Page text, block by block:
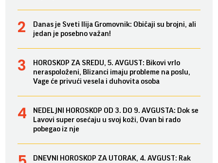
Danas je Sveti Ilija Gromovnik: Običaji su brojni, ali
jedan je posebno važan!
HOROSKOP ZA SREDU, 5. AVGUST: Bikovi vrlo
neraspoloženi, Blizanci imaju probleme na poslu,
Vage će privući vesela i duhovita osoba
NEDELJNI HOROSKOP OD 3. DO 9. AVGUSTA: Dok se
Lavovi super osećaju u svoj koži, Ovan bi rado
pobegao iz nje
DNEVNI HOROSKOP ZA UTORAK, 4. AVGUST: Rak